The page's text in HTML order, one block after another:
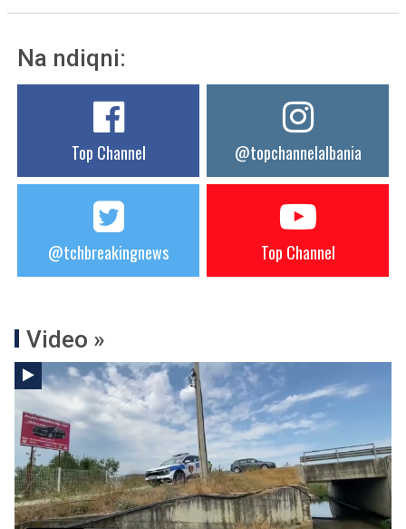
Na ndiqni:
Top Channel @topchannelalbania
@tchbreakingnews Top Channel
Video »